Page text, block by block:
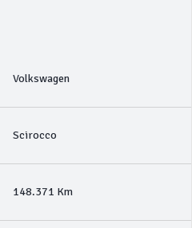
Volkswagen
Scirocco
148.371 Km